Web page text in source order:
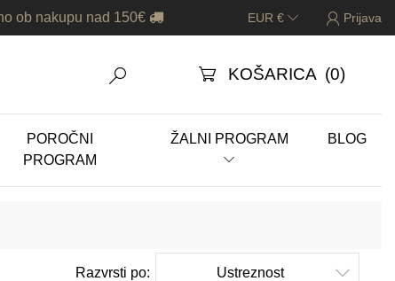
ob nakupu nad 150€ EUR €  Prijava
  KOŠARICA (0)
POROČNI
PROGRAM
ŽALNI PROGRAM BLOG
Razvrsti po: Ustreznost 